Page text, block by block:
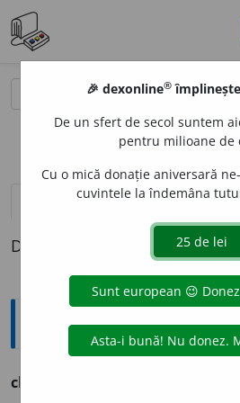
definiții (1)
Definiția cu ID-ul 233073:
Ortografice DOOM
clipoc
🎉 dexonline®
De un sfert de secol suntem
pentru milioane de
Cu o mică donație aniversară
cuvintele la îndemâna